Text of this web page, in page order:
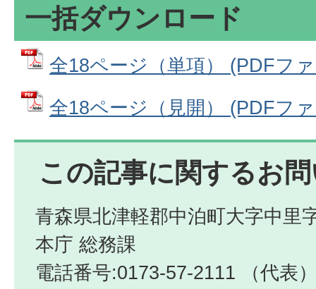
一括ダウンロード
全18ページ（単項） (PDFフ
全18ページ（見開） (PDFフ
この記事に関するお
青森県北津軽郡中泊町大字中里
本庁 総務課
電話番号:0173-57-2111 （代表